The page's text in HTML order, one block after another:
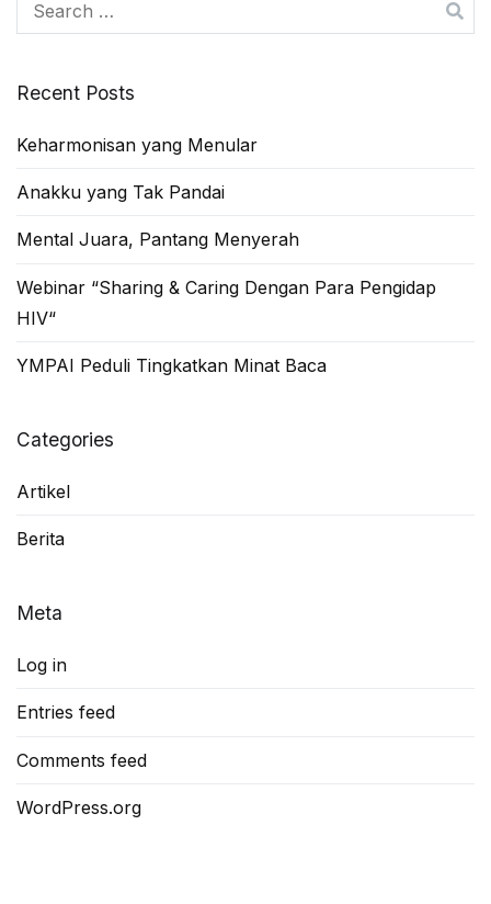
for:
Recent Posts
Keharmonisan yang Menular
Anakku yang Tak Pandai
Mental Juara, Pantang Menyerah
Webinar “Sharing & Caring Dengan Para Pengidap
HIV“
YMPAI Peduli Tingkatkan Minat Baca
Categories
Artikel
Berita
Meta
Log in
Entries feed
Comments feed
WordPress.org